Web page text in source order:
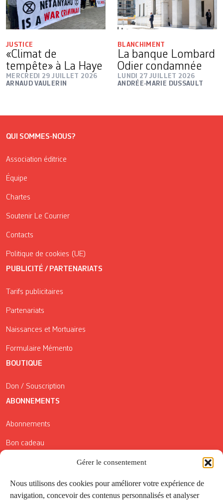
Gérer le consentement
Nous utilisons des cookies pour améliorer votre expérience de
navigation, concevoir des contenus personnalisés et analyser
JUSTICE
«Climat de
tempête» à La Haye
MERCREDI 29 JUILLET 2026
ARNAUD VAULERIN
BLANCHIMENT
La banque Lombard
Odier condamnée
LUNDI 27 JUILLET 2026
ANDRÉE-MARIE DUSSAULT
QUI SOMMES-NOUS?
Association éditrice
Équipe
Chartes
Soutenir Le Courrier
Contacts
Politique de cookies (UE)
PUBLICITÉ / PARTENARIATS
Tarifs publicitaires
Partenariats
Naissances et Mortuaires
Formulaire Mémento
BOUTIQUE
Don / Souscription
ABONNEMENTS
Abonnements
Bon cadeau
Conditions générales de vente
Réductions de la Carte Côté Courrier